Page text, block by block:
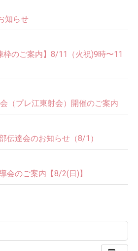
知らせ
のご案内】8/11（火祝)9時〜11
（プレ江東射会）開催のご案内
伝達会のお知らせ（8/1）
会のご案内【8/2(日)】